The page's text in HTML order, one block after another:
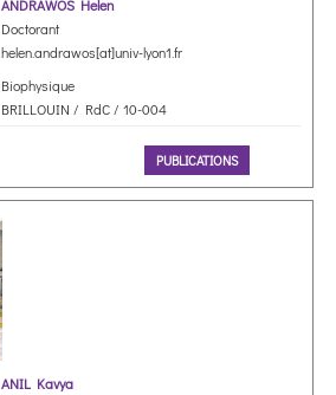
ANDRAWOS Helen
Doctorant
helen.andrawos[at]univ-lyon1.fr
Biophysique
BRILLOUIN / RdC / 10-004
PUBLICATIONS
ANIL Kavya